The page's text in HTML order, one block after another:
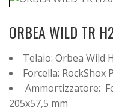
ORBEA WILD TR
Telaio: Orbea Wild
Forcella: RockShox
Ammortizzatore:
205x57,5 mm